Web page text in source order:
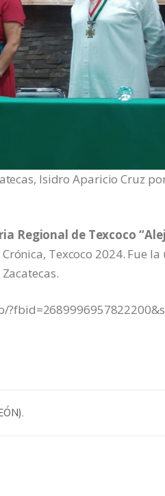
Isidro Aparicio Cruz
Regional de Texcoco
Texcoco 2024. Fue